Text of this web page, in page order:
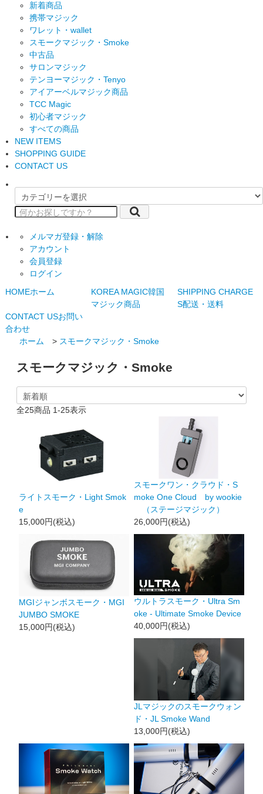
新着商品
携帯マジック
ワレット・wallet
スモークマジック・Smoke
中古品
サロンマジック
テンヨーマジック・Tenyo
アイアーベルマジック商品
TCC Magic
初心者マジック
すべての商品
NEW ITEMS
SHOPPING GUIDE
CONTACT US
メルマガ登録・解除
アカウント
会員登録
ログイン
HOMEホーム KOREA MAGIC韓国
マジック商品
SHIPPING CHARGE
S配送・送料
CONTACT USお問い
合わせ
ホーム
> スモークマジック・Smoke
スモークマジック・Smoke
全25商品 1-25表示
ライトスモーク・Light Smok
e
15,000円(税込)
スモークワン・クラウド・S
moke One Cloud by wookie
（ステージマジック）
26,000円(税込)
MGIジャンボスモーク・MGI
JUMBO SMOKE
15,000円(税込)
ウルトラスモーク・Ultra Sm
oke - Ultimate Smoke Device
40,000円(税込)
JLマジックのスモークウォン
ド・JL Smoke Wand
13,000円(税込)